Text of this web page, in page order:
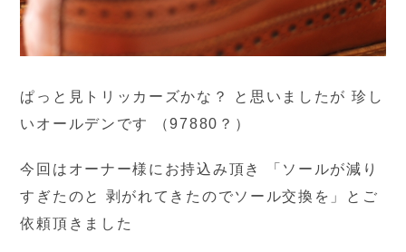
ぱっと見トリッカーズかな？ と思いましたが 珍し
いオールデンです （97880？）
今回はオーナー様にお持込み頂き 「ソールが減り
すぎたのと 剥がれてきたのでソール交換を」とご
依頼頂きました